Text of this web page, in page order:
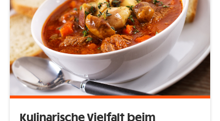
Kulinarische Vielfalt beim